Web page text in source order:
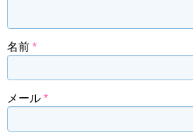
名前 *
メール *